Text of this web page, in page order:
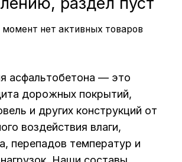
нет активных товаров
асфальтобетона — это
дорожных покрытий,
и других конструкций от
воздействия влаги,
перепадов температур и